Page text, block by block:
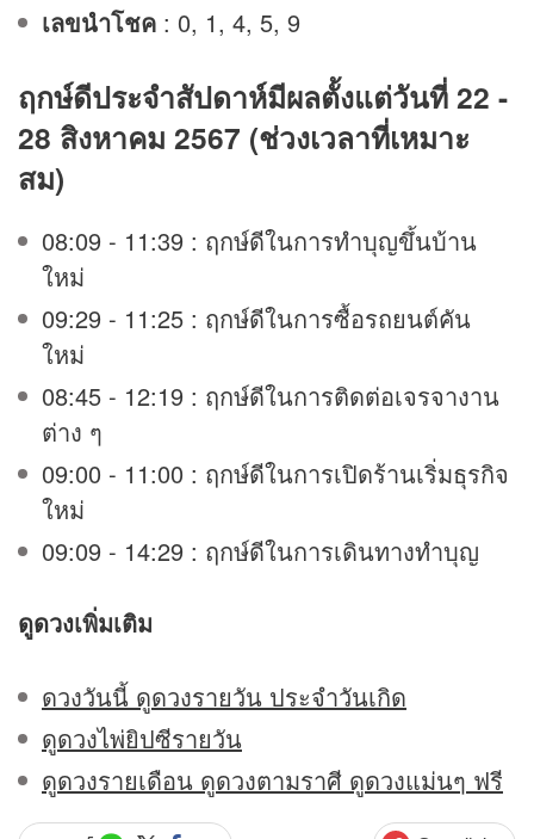
เลขนำโชค : 0, 1, 4, 5, 9
ฤกษ์ดีประจำสัปดาห์มีผลตั้งแต่วันที่ 22 -
28 สิงหาคม 2567 (ช่วงเวลาที่เหมาะ
สม)
08:09 - 11:39 : ฤกษ์ดีในการทำบุญขึ้นบ้าน
ใหม่
09:29 - 11:25 : ฤกษ์ดีในการซื้อรถยนต์คัน
ใหม่
08:45 - 12:19 : ฤกษ์ดีในการติดต่อเจรจางาน
ต่าง ๆ
09:00 - 11:00 : ฤกษ์ดีในการเปิดร้านเริ่มธุรกิจ
ใหม่
09:09 - 14:29 : ฤกษ์ดีในการเดินทางทำบุญ
ดูดวงเพิ่มเติม
ดวงวันนี้ ดูดวงรายวัน ประจำวันเกิด
ดูดวงไพ่ยิปซีรายวัน
ดูดวงรายเดือน ดูดวงตามราศี ดูดวงแม่นๆ ฟรี